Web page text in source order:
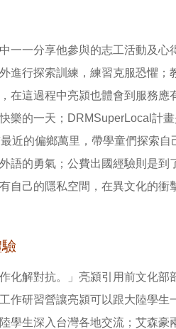
一一分享他參與的志工活動及心
進行探索訓練，練習克服恐懼
在這過程中亮潁也體會到服務
樂的一天；DRMSuperLocal計
近的偏鄉萬里，帶學童們探索
語的勇氣；公費出國經驗則是
自己的隱私空間，在異文化的
化解對抗。」亮潁引用前文化
作研習營讓亮潁可以跟大陸學
學生深入台灣各地交流；艾森